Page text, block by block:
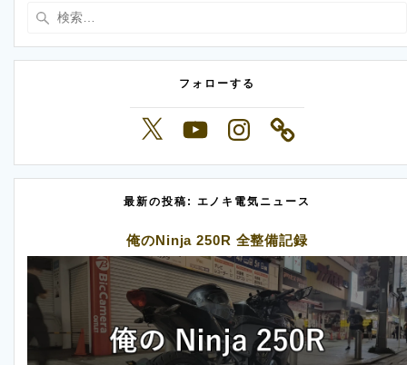
フォローする
X YouTubeInstagram
最新の投稿: エノキ電気ニュース
俺のNinja 250R 全整備記録